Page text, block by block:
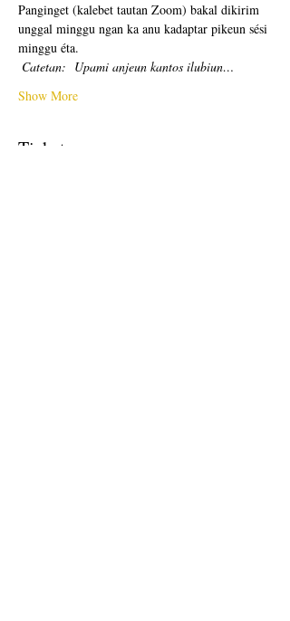
Panginget (kalebet tautan Zoom) bakal dikirim
unggal minggu ngan ka anu kadaptar pikeun sési
minggu éta.
Catetan: Upami anjeun kantos ilubiun…
Show More
Tickets